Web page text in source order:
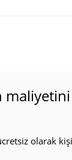
maliyetini
olarak